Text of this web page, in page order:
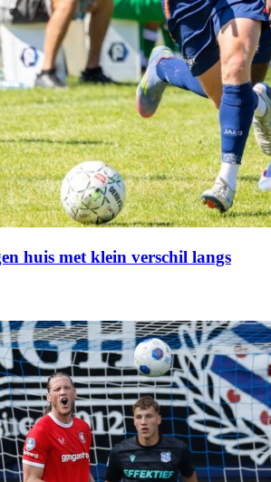
huis met klein verschil langs